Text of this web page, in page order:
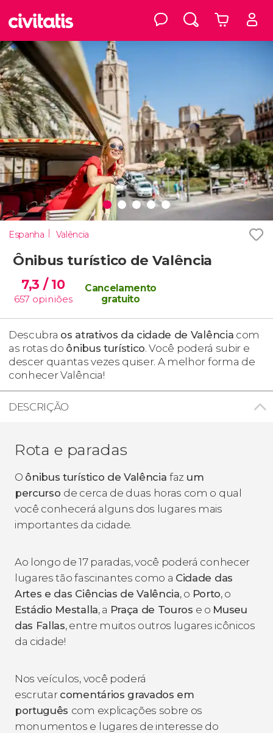
Espanha Valência
Ônibus turístico de Valência
7,3 / 10
657 opiniões
Cancelamento
gratuito
Descubra os atrativos da cidade de Valência com
as rotas do ônibus turístico. Você poderá subir e
descer quantas vezes quiser. A melhor forma de
conhecer Valência!
DESCRIÇÃO
Rota e paradas
O ônibus turístico de Valênciafaz um
percurso de cerca de duas horas com o qual
você conhecerá alguns dos lugares mais
importantes da cidade.
Ao longo de 17 paradas, você poderá conhecer
lugares tão fascinantes como a Cidade das
Artes e das Ciências de Valência, o Porto, o
Estádio Mestalla, a Praça de Touros e o Museu
das Fallas, entre muitos outros lugares icônicos
da cidade!
Nos veículos, você poderá
escrutar comentários gravados em
português com explicações sobre os
monumentos e lugares de interesse do